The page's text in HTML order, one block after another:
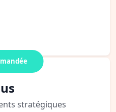
stratégiques